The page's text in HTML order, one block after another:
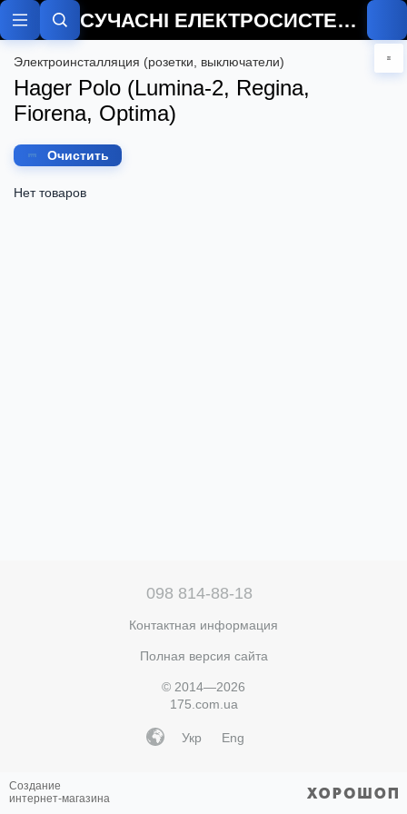
Электроинсталляция (розетки, выключатели)
Hager Polo (Lumina-2, Regina,
Fiorena, Optima)
Очистить
Нет товаров
098 814-88-18
Контактная информация
Полная версия сайта
© 2014—2026
175.com.ua
Укр Eng
Создание
интернет-магазина
СУЧАСНІ ЕЛЕКТРОСИСТЕМИ